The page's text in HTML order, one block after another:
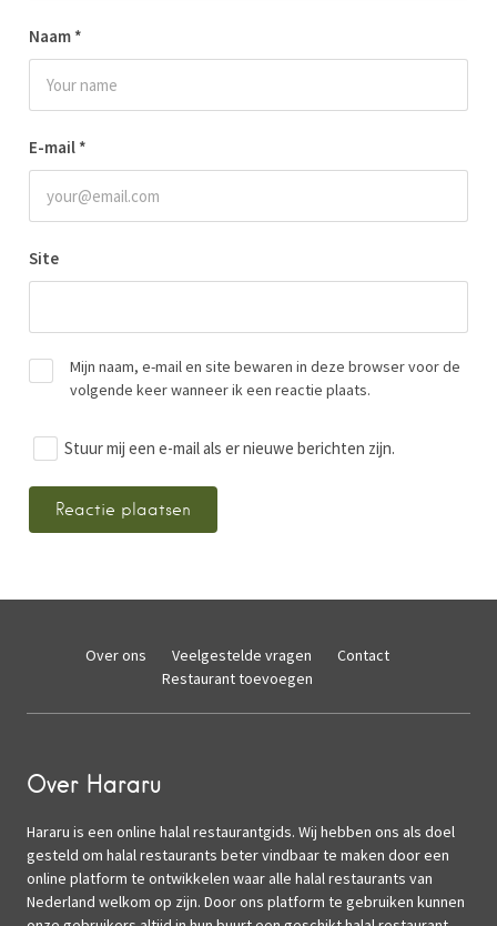
Naam *
E-mail *
Site
Mijn naam, e-mail en site bewaren in deze browser voor de
volgende keer wanneer ik een reactie plaats.
Stuur mij een e-mail als er nieuwe berichten zijn.
Over ons Veelgestelde vragen
Contact
Restaurant toevoegen
Over Hararu
Hararu is een online halal restaurantgids. Wij hebben ons als doel
gesteld om halal restaurants beter vindbaar te maken door een
online platform te ontwikkelen waar alle halal restaurants van
Nederland welkom op zijn. Door ons platform te gebruiken kunnen